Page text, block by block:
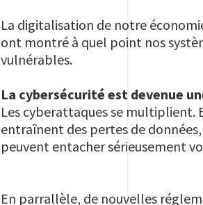
La digitalisation de notre
ont montré à quel point nos
vulnérables.
La cybersécurité est devenue
Les cyberattaques se multiplient.
entraînent des pertes de
peuvent entacher sérieusement
En parrallèle, de nouvelles